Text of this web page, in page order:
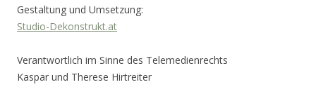
Gestaltung und Umsetzung:
Studio-Dekonstrukt.at
Verantwortlich im Sinne des Telemedienrechts
Kaspar und Therese Hirtreiter